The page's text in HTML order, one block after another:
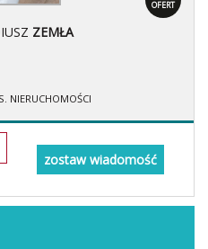
OFERT
ZEMŁA
NIERUCHOMOŚCI
zostaw wiadomość